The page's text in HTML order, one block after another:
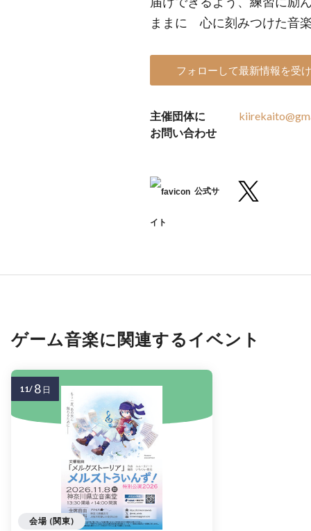
ままに 心に刻みつけた音
フォローして最新情報を受
主催団体に
お問い合わせ
公式サ
イト
ゲーム音楽に関連するイベント
会場 (関東)
11/ 8 日